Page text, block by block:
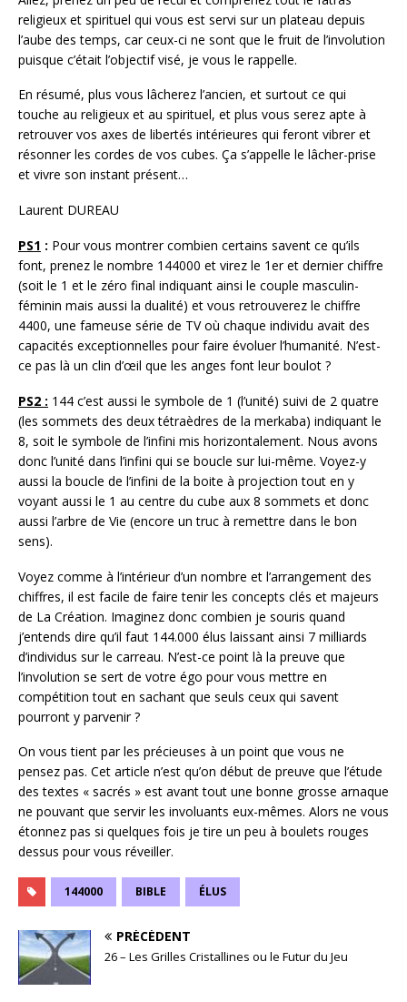
religieux et spirituel qui vous est servi sur un plateau depuis
l’aube des temps, car ceux-ci ne sont que le fruit de l’involution
puisque c’était l’objectif visé, je vous le rappelle.
En résumé, plus vous lâcherez l’ancien, et surtout ce qui
touche au religieux et au spirituel, et plus vous serez apte à
retrouver vos axes de libertés intérieures qui feront vibrer et
résonner les cordes de vos cubes. Ça s’appelle le lâcher-prise
et vivre son instant présent…
Laurent DUREAU
PS1 : Pour vous montrer combien certains savent ce qu’ils
font, prenez le nombre 144000 et virez le 1er et dernier chiffre
(soit le 1 et le zéro final indiquant ainsi le couple masculin-
féminin mais aussi la dualité) et vous retrouverez le chiffre
4400, une fameuse série de TV où chaque individu avait des
capacités exceptionnelles pour faire évoluer l’humanité. N’est-
ce pas là un clin d’œil que les anges font leur boulot ?
PS2 : 144 c’est aussi le symbole de 1 (l’unité) suivi de 2 quatre
(les sommets des deux tétraèdres de la merkaba) indiquant le
8, soit le symbole de l’infini mis horizontalement. Nous avons
donc l’unité dans l’infini qui se boucle sur lui-même. Voyez-y
aussi la boucle de l’infini de la boite à projection tout en y
voyant aussi le 1 au centre du cube aux 8 sommets et donc
aussi l’arbre de Vie (encore un truc à remettre dans le bon
sens).
Voyez comme à l’intérieur d’un nombre et l’arrangement des
chiffres, il est facile de faire tenir les concepts clés et majeurs
de La Création. Imaginez donc combien je souris quand
j’entends dire qu’il faut 144.000 élus laissant ainsi 7 milliards
d’individus sur le carreau. N’est-ce point là la preuve que
l’involution se sert de votre égo pour vous mettre en
compétition tout en sachant que seuls ceux qui savent
pourront y parvenir ?
On vous tient par les précieuses à un point que vous ne
pensez pas. Cet article n’est qu’on début de preuve que l’étude
des textes « sacrés » est avant tout une bonne grosse arnaque
ne pouvant que servir les involuants eux-mêmes. Alors ne vous
étonnez pas si quelques fois je tire un peu à boulets rouges
dessus pour vous réveiller.
144000 BIBLE ÉLUS
PRÉCÉDENT
26 – Les Grilles Cristallines ou le Futur du Jeu